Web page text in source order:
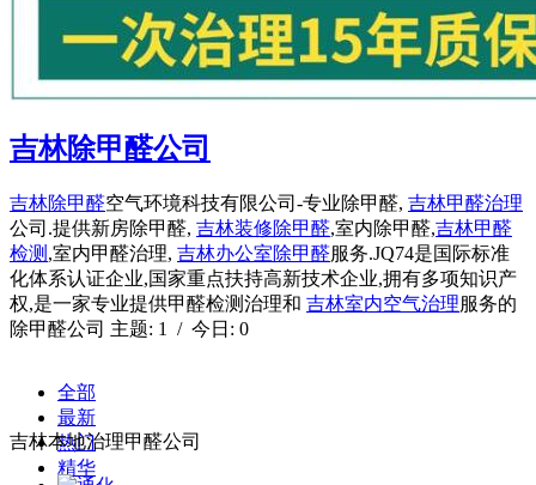
吉林除甲醛公司
吉林除甲醛空气环境科技有限公司-专业除甲醛, 吉林甲醛治理
公司.提供新房除甲醛, 吉林装修除甲醛,室内除甲醛,吉林甲醛
检测 ,室内甲醛治理, 吉林办公室除甲醛服务.JQ74是国际标准
化体系认证企业,国家重点扶持高新技术企业,拥有多项知识产
权,是一家专业提供甲醛检测治理和 吉林室内空气治理服务的
除甲醛公司 主题: 1 / 今日: 0
全部
最新
热门
精华
吉林本地治理甲醛公司